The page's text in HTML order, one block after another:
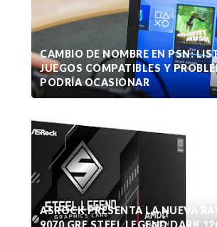
CAMBIO DE NOMBRE EN PSN:
JUEGOS COMPATIBLES Y
PODRÍA OCASIONAR
ASROCK PRESENTA LA NUEVA